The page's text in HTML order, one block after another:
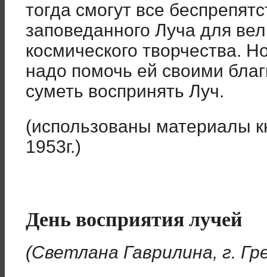
тогда смогут все
заповеданного Луча для
космического творчества.
надо помочь ей своими
суметь воспринять Луч.
(использованы материалы
1953г.)
День восприятия лучей
(Светлана Гаврилина, г.